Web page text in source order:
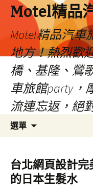
Motel精品
Motel精品汽車
地方！熱烈歡
橋、基隆、鶯
車旅館party，
流連忘返，絕
選單
容
台北網頁設計
的日本生髮水